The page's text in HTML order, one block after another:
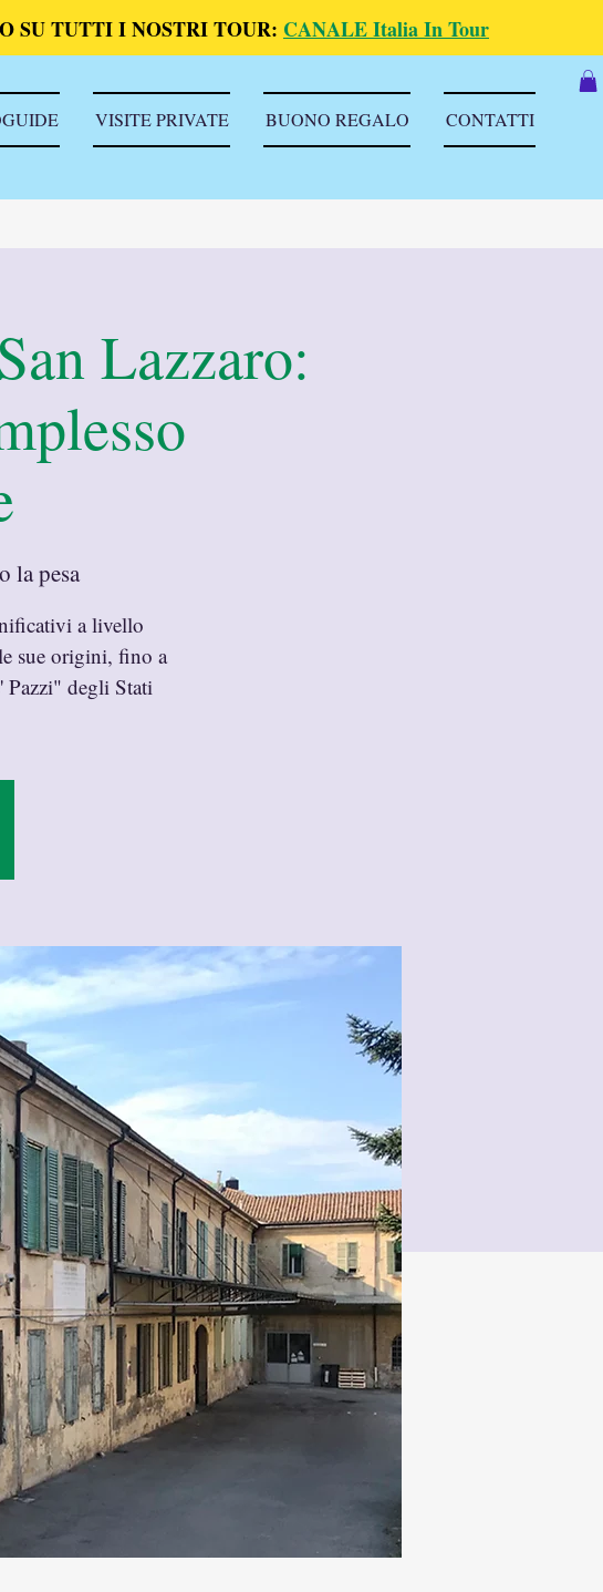
SU TUTTI I NOSTRI TOUR: CANALE Italia In Tour
VISITE PRIVATE BUONO REGALO CONTATTI
Lazzaro:
la pesa
a livello
sue origini, fino a
Pazzi" degli Stati